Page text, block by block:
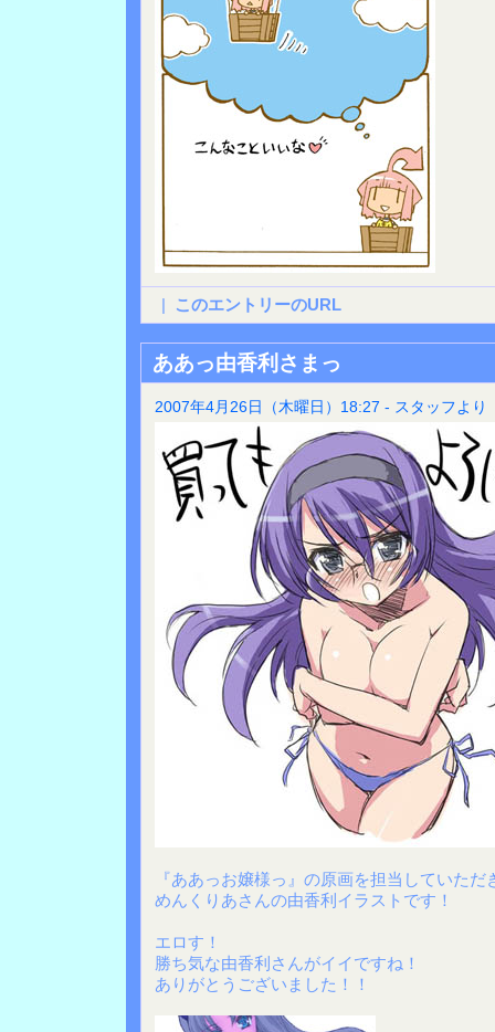
| このエントリーのURL
ああっ由香利さまっ
2007年4月26日（木曜日）18:27 - スタッフより
『ああっお嬢様っ』の原画を担当していただ
めんくりあさんの由香利イラストです！
エロす！
勝ち気な由香利さんがイイですね！
ありがとうございました！！